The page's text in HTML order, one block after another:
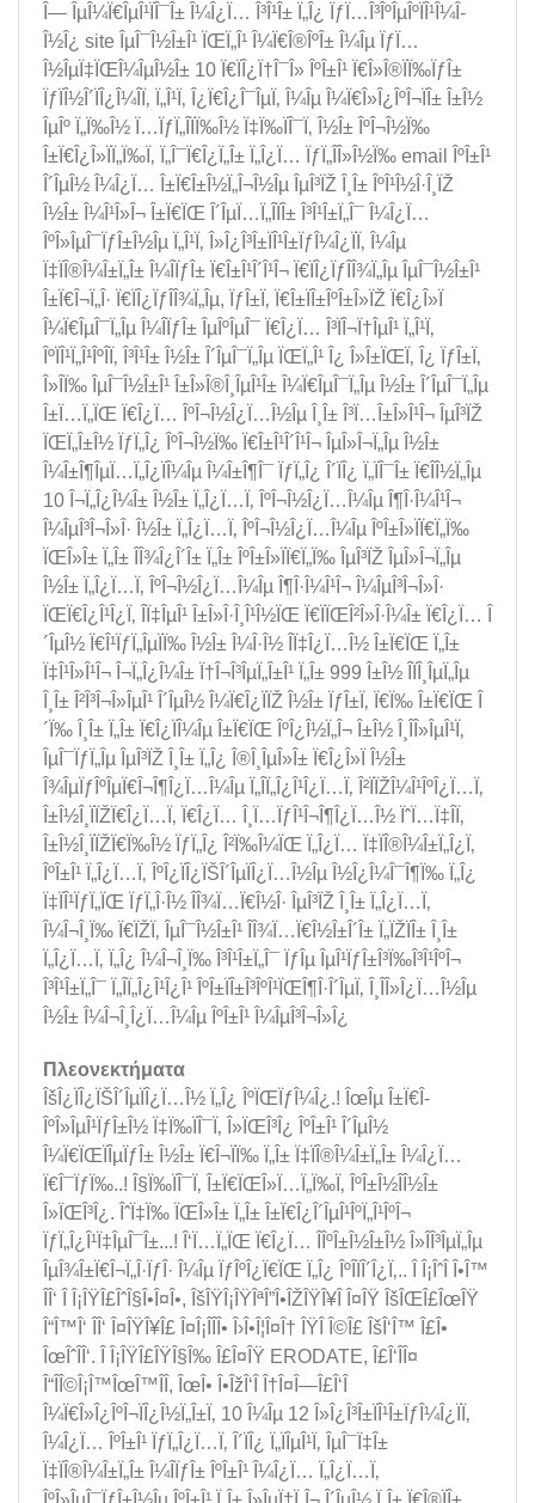
Î— ÎµÎ¼Ï€ÎµÎ¹ÏÎ¯Î± Î¼Î¿Ï… Î³Î¹Î± Ï„Î¿ ÏƒÏ…Î³ÎºÎµÎºÏÎ¹Î¼Î­
Î½Î¿ site ÎµÎ¯Î½Î±Î¹ ÏŒÏ„Î¹ Î¼Ï€Î®ÎºÎ± Î¼Îµ ÏƒÏ…
Î½ÎµÏ‡ÏŒÎ¼ÎµÎ½Î± 10 Ï€ÏÎ¿Ï†Î¯Î» ÎºÎ±Î¹ Ï€Î»Î®ÏÏ‰ÏƒÎ±
ÏƒÏÎ½Î´ÏÎ¿Î¼Î­Ï‚ Ï„Î¹Ï‚ Î¿Ï€Î¿Î¯ÎµÏ‚ Î¼Îµ Î¼Ï€Î»Î¿ÎºÎ¬ÏÎ± Î±Î½
ÎµÎº Ï„Ï‰Î½ Ï…ÏƒÏ„Î­ÏÏ‰Î½ Ï‡Ï‰ÏÎ¯Ï‚ Î½Î± ÎºÎ¬Î½Ï‰
Î±Ï€Î¿Î»ÏÏ„Ï‰Ï‚ Ï„Î¯Ï€Î¿Ï„Î± Ï„Î¿Ï… ÏƒÏ„Î­Î»Î½Ï‰ email ÎºÎ±Î¹
Î´ÎµÎ½ Î¼Î¿Ï… Î±Ï€Î±Î½Ï„Î¬Î½Îµ ÎµÎ³ÏŽ Î¸Î± ÎºÎ¹Î½Î·Î¸ÏŽ
Î½Î± Î¼Î¹Î»Î¬ Î±Ï€ÏŒ Î´ÎµÏ…Ï„Î­ÏÎ± Î³Î¹Î±Ï„Î¯ Î¼Î¿Ï…
ÎºÎ»ÎµÎ¯ÏƒÎ±Î½Îµ Ï„Î¹Ï‚ Î»Î¿Î³Î±ÏÎ¹Î±ÏƒÎ¼Î¿ÏÏ‚ Î¼Îµ
Ï‡ÏÎ®Î¼Î±Ï„Î± Î¼Î­ÏƒÎ± Ï€Î±Î¹Î´Î¹Î¬ Ï€ÏÎ¿ÏƒÎ­Î¾Ï„Îµ ÎµÎ¯Î½Î±Î¹
Î±Ï€Î¬Ï„Î· Ï€ÏÎ¿ÏƒÎ­Î¾Ï„Îµ, ÏƒÎ±Ï‚ Ï€Î±ÏÎ±ÎºÎ±Î»ÏŽ Ï€Î¿Î»Ï
Î¼Ï€ÎµÎ¯Ï„Îµ Î¼Î­ÏƒÎ± ÎµÎºÎµÎ¯ Ï€Î¿Ï… Î³ÏÎ¬Ï†ÎµÎ¹ Ï„Î¹Ï‚
ÎºÏÎ¹Ï„Î¹ÎºÎ­Ï‚ Î³Î¹Î± Î½Î± Î´ÎµÎ¯Ï„Îµ ÏŒÏ„Î¹ Î¿ Î»Î±ÏŒÏ‚ Î¿ ÏƒÎ±Ï‚
Î»Î­Ï‰ ÎµÎ¯Î½Î±Î¹ Î±Î»Î®Î¸ÎµÎ¹Î± Î¼Ï€ÎµÎ¯Ï„Îµ Î½Î± Î´ÎµÎ¯Ï„Îµ
Î±Ï…Ï„ÏŒ Ï€Î¿Ï… ÎºÎ¬Î½Î¿Ï…Î½Îµ Î¸Î± Î³Ï…Î±Î»Î¹Î¬ ÎµÎ³ÏŽ
ÏŒÏ„Î±Î½ ÏƒÏ„Î¿ ÎºÎ¬Î½Ï‰ Ï€Î±Î¹Î´Î¹Î¬ ÎµÎ»Î¬Ï„Îµ Î½Î±
Î¼Î±Î¶ÎµÏ…Ï„Î¿ÏÎ¼Îµ Î¼Î±Î¶Î¯ ÏƒÏ„Î¿ Î´ÏÎ¿ Ï„ÏÎ¯Î± Ï€Î­Î½Ï„Îµ
10 Î¬Ï„Î¿Î¼Î± Î½Î± Ï„Î¿Ï…Ï‚ ÎºÎ¬Î½Î¿Ï…Î¼Îµ Î¶Î·Î¼Î¹Î¬
Î¼ÎµÎ³Î¬Î»Î· Î½Î± Ï„Î¿Ï…Ï‚ ÎºÎ¬Î½Î¿Ï…Î¼Îµ ÎºÎ±Î»ÏÏ€Ï„Ï‰
ÏŒÎ»Î± Ï„Î± Î­Î¾Î¿Î´Î± Ï„Î± ÎºÎ±Î»ÏÏ€Ï„Ï‰ ÎµÎ³ÏŽ ÎµÎ»Î¬Ï„Îµ
Î½Î± Ï„Î¿Ï…Ï‚ ÎºÎ¬Î½Î¿Ï…Î¼Îµ Î¶Î·Î¼Î¹Î¬ Î¼ÎµÎ³Î¬Î»Î·
ÏŒÏ€Î¿Î¹Î¿Ï‚ Î­Ï‡ÎµÎ¹ Î±Î»Î·Î¸Î¹Î½ÏŒ Ï€ÏÏŒÎ²Î»Î·Î¼Î± Ï€Î¿Ï… Î
´ÎµÎ½ Ï€Î¹ÏƒÏ„ÎµÏÏ‰ Î½Î± Î¼Î·Î½ Î­Ï‡Î¿Ï…Î½ Î±Ï€ÏŒ Ï„Î±
Ï‡Î¹Î»Î¹Î¬ Î¬Ï„Î¿Î¼Î± Ï†Î¬Î³ÎµÏ„Î±Î¹ Ï„Î± 999 Î±Î½ Î­ÏÎ¸ÎµÏ„Îµ
Î¸Î± Î²Î³Î¬Î»ÎµÎ¹ Î´ÎµÎ½ Î¼Ï€Î¿ÏÏŽ Î½Î± ÏƒÎ±Ï‚ Ï€Ï‰ Î±Ï€ÏŒ Î
´Ï‰ Î¸Î± Ï„Î± Ï€Î¿ÏÎ¼Îµ Î±Ï€ÏŒ ÎºÎ¿Î½Ï„Î¬ Î±Î½ Î¸Î­Î»ÎµÎ¹Ï‚
ÎµÎ¯ÏƒÏ„Îµ ÎµÎ³ÏŽ Î¸Î± Ï„Î¿ Î®Î¸ÎµÎ»Î± Ï€Î¿Î»Ï Î½Î±
Î¾ÎµÏƒÎºÎµÏ€Î¬Î¶Î¿Ï…Î¼Îµ Ï„Î­Ï„Î¿Î¹Î¿Ï…Ï‚ Î²ÏÏŽÎ¼Î¹ÎºÎ¿Ï…Ï‚
Î±Î½Î¸ÏÏŽÏ€Î¿Ï…Ï‚ Ï€Î¿Ï… Î¸Ï…ÏƒÎ¹Î¬Î¶Î¿Ï…Î½ ÏˆÏ…Ï‡Î­Ï‚
Î±Î½Î¸ÏÏŽÏ€Ï‰Î½ ÏƒÏ„Î¿ Î²Ï‰Î¼ÏŒ Ï„Î¿Ï… Ï‡ÏÎ®Î¼Î±Ï„Î¿Ï‚
ÎºÎ±Î¹ Ï„Î¿Ï…Ï‚ ÎºÎ¿ÏÎ¿ÏŠÎ´ÎµÏÎ¿Ï…Î½Îµ Î½Î¿Î¼Î¯Î¶Ï‰ Ï„Î¿
Ï‡ÏÎ¹ÏƒÏ„ÏŒ ÏƒÏ„Î·Î½ Î­Î¾Ï…Ï€Î½Î· ÎµÎ³ÏŽ Î¸Î± Ï„Î¿Ï…Ï‚
Î¼Î¬Î¸Ï‰ Ï€ÏŽÏ‚ ÎµÎ¯Î½Î±Î¹ Î­Î¾Ï…Ï€Î½Î±Î´Î± Ï„ÏŽÏÎ± Î¸Î±
Ï„Î¿Ï…Ï‚ Ï„Î¿ Î¼Î¬Î¸Ï‰ Î³Î¹Î±Ï„Î¯ ÏƒÎµ ÎµÎ¹ÏƒÎ±Î³Ï‰Î³Î¹ÎºÎ¬
Î³Î¹Î±Ï„Î¯ Ï„Î­Ï„Î¿Î¹Î¿Î¹ ÎºÎ±ÏÎ±Î³ÎºÎ¹ÏŒÎ¶Î·Î´ÎµÏ‚ Î¸Î­Î»Î¿Ï…Î½Îµ
Î½Î± Î¼Î¬Î¸Î¿Ï…Î¼Îµ ÎºÎ±Î¹ Î¼ÎµÎ³Î¬Î»Î¿
Πλεονεκτήματα
ÎšÎ¿ÏÎ¿ÏŠÎ´ÎµÏÎ¿Ï…Î½ Ï„Î¿ ÎºÏŒÏƒÎ¼Î¿.! ÎœÎµ Î±Ï€Î­
ÎºÎ»ÎµÎ¹ÏƒÎ±Î½ Ï‡Ï‰ÏÎ¯Ï‚ Î»ÏŒÎ³Î¿ ÎºÎ±Î¹ Î´ÎµÎ½
Î¼Ï€ÏŒÏÎµÏƒÎ± Î½Î± Ï€Î¬ÏÏ‰ Ï„Î± Ï‡ÏÎ®Î¼Î±Ï„Î± Î¼Î¿Ï…
Ï€Î¯ÏƒÏ‰..! Î§Ï‰ÏÎ¯Ï‚ Î±Ï€ÏŒÎ»Ï…Ï„Ï‰Ï‚ ÎºÎ±Î½Î­Î½Î±
Î»ÏŒÎ³Î¿. ÎˆÏ‡Ï‰ ÏŒÎ»Î± Ï„Î± Î±Ï€Î¿Î´ÎµÎ¹ÎºÏ„Î¹ÎºÎ¬
ÏƒÏ„Î¿Î¹Ï‡ÎµÎ¯Î±...! Î‘Ï…Ï„ÏŒ Ï€Î¿Ï… Î­ÎºÎ±Î½Î±Î½ Î»Î­Î³ÎµÏ„Îµ
ÎµÎ¾Î±Ï€Î¬Ï„Î·ÏƒÎ· Î¼Îµ ÏƒÎºÎ¿Ï€ÏŒ Ï„Î¿ ÎºÎ­ÏÎ´Î¿Ï‚.. Î Î¡ÎˆÎ Î•Î™
ÎÎ‘ Î Î¡ÎŸÎ£ÎˆÎ§Î•Î¤Î•, ÎšÎŸÎ¡ÎŸÎªÎ”Î•ÎŽÎŸÎ¥Î Î¤ÎŸ ÎšÎŒÎ£ÎœÎŸ
Î“Î™Î‘ ÎÎ‘ Î¤ÎŸÎ¥Î£ Î¤Î¡ÎÎÎ• Î›Î•Î¦Î¤Î† ÎŸÎ Î©Î£ ÎšÎ‘Î™ Î£Î•
ÎœÎˆÎÎ‘. Î Î¡ÎŸÎ£ÎŸÎ§Î‰ Î£Î¤ÎŸ ERODATE, Î£Î‘ÎÎ¤
Î“ÎÎ©Î¡Î™ÎœÎ™ÎÎ, ÎœÎ• Î•ÎžÎ‘Î Î†Î¤Î—Î£Î‘Î
Î¼Ï€Î»Î¿ÎºÎ¬ÏÎ¿Î½Ï„Î±Ï‚ 10 Î¼Îµ 12 Î»Î¿Î³Î±ÏÎ¹Î±ÏƒÎ¼Î¿ÏÏ‚
Î¼Î¿Ï… ÎºÎ±Î¹ ÏƒÏ„Î¿Ï…Ï‚ Î´ÏÎ¿ Ï„ÏÎµÎ¹Ï‚ ÎµÎ¯Ï‡Î±
Ï‡ÏÎ®Î¼Î±Ï„Î± Î¼Î­ÏƒÎ± ÎºÎ±Î¹ Î¼Î¿Ï… Ï„Î¿Ï…Ï‚